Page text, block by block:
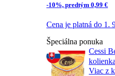
-10%, predtým 0,99 €
Cena je platná do 1.
Špeciálna ponuka
Cessi
Viac z